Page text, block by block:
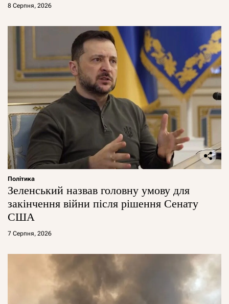
8 Серпня, 2026
Політика
Зеленський назвав головну умову для
закінчення війни після рішення Сенату
США
7 Серпня, 2026